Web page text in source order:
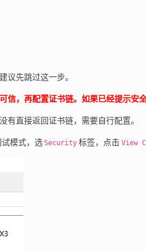
议先跳过这一步。
，再配置证书链。如果已经提示安
有直接返回证书链，需要自行配置。
模式，选Security 标签，点击 View